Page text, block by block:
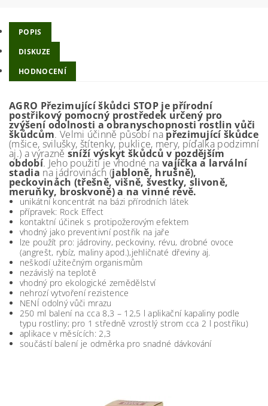
POPIS
DISKUZE
HODNOCENÍ
AGRO Přezimující škůdci STOP je přírodní
postřikový pomocný prostředek určený pro
zvýšení odolnosti a obranyschopnosti rostlin vůči
škůdcům. Velmi účinně působí napřezimující škůdce
(mšice, svilušky, štítenky, puklice, mery, píďalka podzimní
aj.) a výrazně sníží výskyt škůdců v pozdějším
období. Jeho použití je vhodné na vajíčka a larvální
stadia na jádrovinách (jabloně, hrušně),
peckovinách (třešně, višně, švestky, slivoně,
meruňky, broskvoně) a na vinné révě.
unikátní koncentrát na bázi přírodních látek
přípravek: Rock Effect
kontaktní účinek s protipožerovým efektem
vhodný jako preventivní postřik na jaře
lze použít pro: jádroviny, peckoviny, révu, drobné ovoce
(angrešt, rybíz, maliny apod.),jehličnaté dřeviny aj.
neškodí užitečným organismům
nezávislý na teplotě
vhodný pro ekologické zemědělství
nehrozí vytvoření rezistence
NENÍ odolný vůči mrazu
250 ml balení na cca 8,3 – 12,5 l aplikační kapaliny podle
typu rostliny; pro 1 středně vzrostlý strom cca 2 l postřiku)
aplikace v měsících: 2,3
součástí balení je odměrka pro snadné dávkování